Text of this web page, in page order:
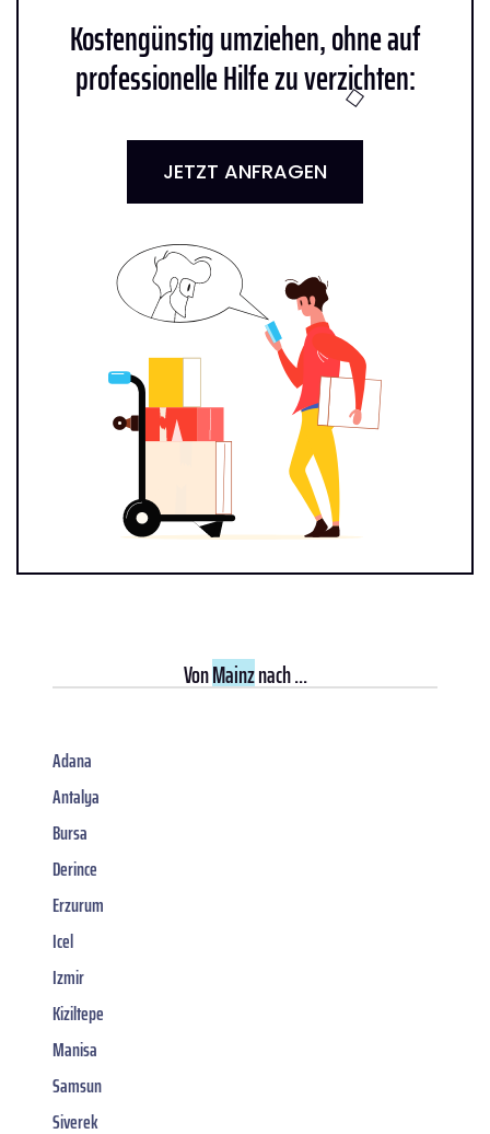
Kostengünstig umziehen, ohne auf
professionelle Hilfe zu verzichten:
JETZT ANFRAGEN
VonMainznach ...
Adana
Antalya
Bursa
Derince
Erzurum
Icel
Izmir
Kiziltepe
Manisa
Samsun
Siverek